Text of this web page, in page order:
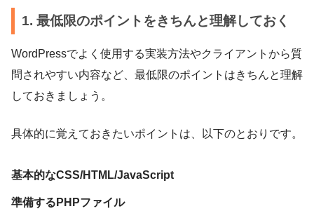
1. 最低限のポイントをきちんと理解しておく
WordPressでよく使用する実装方法やクライアントから質
問されやすい内容など、最低限のポイントはきちんと理解
しておきましょう。
具体的に覚えておきたいポイントは、以下のとおりです。
基本的なCSS/HTML/JavaScript
準備するPHPファイル